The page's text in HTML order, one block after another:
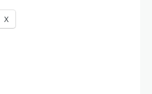
X